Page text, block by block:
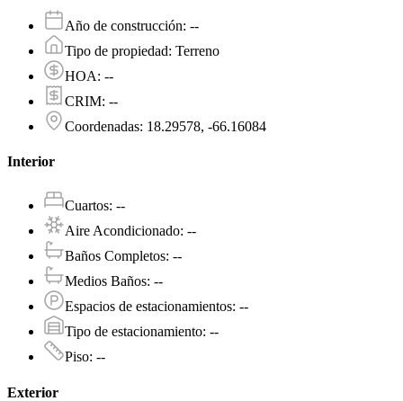
Año de construcción: --
Tipo de propiedad: Terreno
HOA: --
CRIM: --
Coordenadas: 18.29578, -66.16084
Interior
Cuartos: --
Aire Acondicionado: --
Baños Completos: --
Medios Baños: --
Espacios de estacionamientos: --
Tipo de estacionamiento: --
Piso: --
Exterior